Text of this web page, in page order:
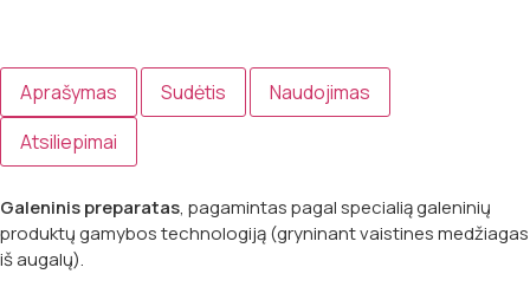
Aprašymas Sudėtis
Naudojimas
Atsiliepimai
Galeninis preparatas, pagamintas pagal specialią galeninių
produktų gamybos technologiją (gryninant vaistines medžiagas
iš augalų).